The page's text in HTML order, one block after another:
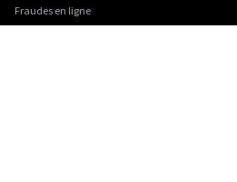
Fraudes en ligne